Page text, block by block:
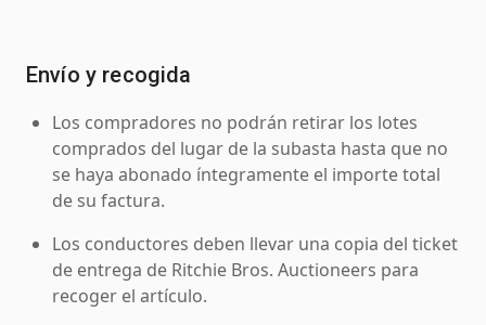
Envío y recogida
Los compradores no podrán retirar los lotes
comprados del lugar de la subasta hasta que no
se haya abonado íntegramente el importe total
de su factura.
Los conductores deben llevar una copia del ticket
de entrega de Ritchie Bros. Auctioneers para
recoger el artículo.